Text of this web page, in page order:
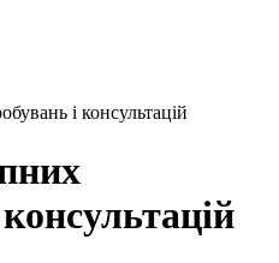
і консультацій